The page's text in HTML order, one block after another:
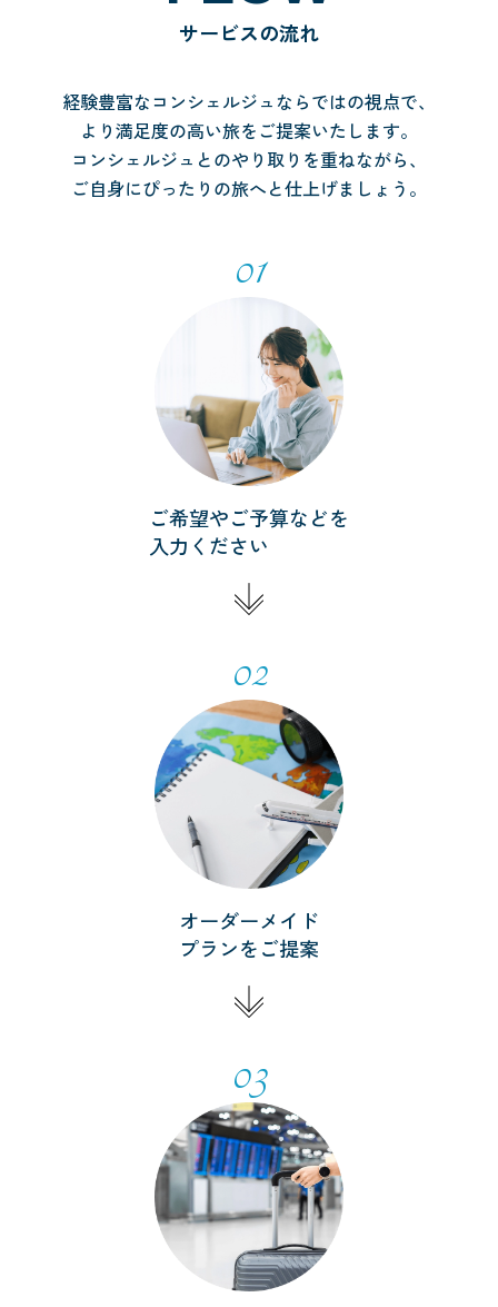
サービスの流れ
経験豊富なコンシェルジュならではの視点で、
より満足度の高い旅をご提案いたします。
コンシェルジュとのやり取りを重ねながら、
ご自身にぴったりの旅へと仕上げましょう。
01
ご希望やご予算などを
入力ください
02
オーダーメイド
プランをご提案
03